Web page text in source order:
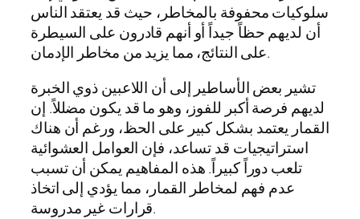
سلوكيات محفوفة بالمخاطر، حيث قد يعتقد الناس
أن لديهم حظاً جيداً أو أنهم قادرون على السيطرة
على النتائج، مما يزيد من مخاطر الإدمان.
تشير بعض الأساطير إلى أن اللاعبين ذوي الخبرة
لديهم فرصة أكبر للفوز، وهو ما قد يكون مضللاً. إن
القمار يعتمد بشكل كبير على الحظ، ورغم أن هناك
استراتيجيات قد تساعد، فإن العوامل العشوائية
تلعب دوراً كبيراً. هذه المفاهيم يمكن أن تسبب
عدم فهم لمخاطر القمار، مما يؤدي إلى اتخاذ
قرارات غير مدروسة.